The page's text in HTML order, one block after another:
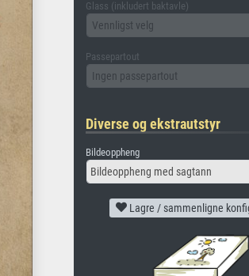
Glass (inkludert baktavle)
Vennligst velg
Passepartout
Ingen passepartout
Diverse og ekstrautstyr
Bildeoppheng
Bildeoppheng med sagtann
Lagre / sammenligne